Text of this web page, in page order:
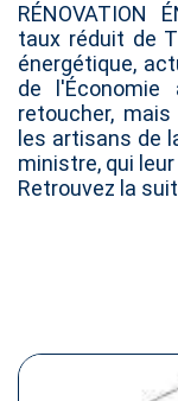
RÉNOVATION
taux réduit de
énergétique,
de
retoucher,
les artisans de
ministre, qui
Retrouvez la